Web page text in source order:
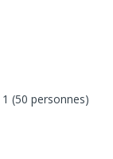
(50 personnes)